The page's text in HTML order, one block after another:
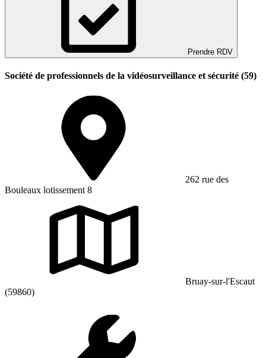
Prendre RDV
Société de professionnels de la vidéosurveillance et sécurité (59)
262 rue des
Bouleaux lotissement 8
Bruay-sur-l'Escaut
(59860)